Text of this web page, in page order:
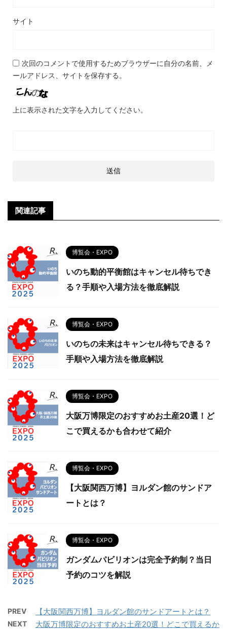
サイト
次回のコメントで使用するためブラウザーに自分の名前、メ
ールアドレス、サイトを保存する。
上に表示された文字を入力してください。
関連記事
博覧会・EXPO
いのち動的平衡館はキャンセル待ちでき
る？手順や入場方法を徹底解説
博覧会・EXPO
いのちの未来はキャンセル待ちできる？
手順や入場方法を徹底解説
博覧会・EXPO
大阪万博限定のおすすめお土産20選！ど
こで買えるかも合わせて紹介
博覧会・EXPO
【大阪関西万博】ヨルダン館のサンドア
ートとは？
博覧会・EXPO
ガンダムパビリオンは完全予約制？当日
予約のコツを解説
PREV 【大阪関西万博】ヨルダン館のサンドアートとは？
NEXT
大阪万博限定のおすすめお土産20選！どこで買えるか